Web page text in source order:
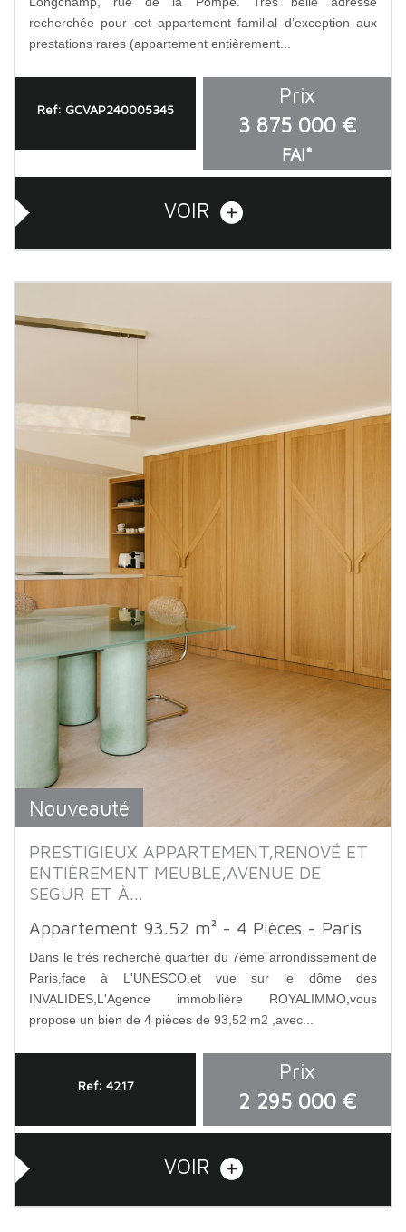
recherchée pour cet appartement familial d’exception aux
prestations rares (appartement entièrement...
Ref: GCVAP240005345
Prix
3 875 000 €
FAI*
VOIR
Nouveauté
PRESTIGIEUX APPARTEMENT,RENOVÉ ET
ENTIÈREMENT MEUBLÉ,AVENUE DE
SEGUR ET À...
Appartement 93.52 m² - 4 Pièces - Paris
Dans le très recherché quartier du 7ème arrondissement de
Paris,face à L'UNESCO,et vue sur le dôme des
INVALIDES,L'Agence immobilière ROYALIMMO,vous
propose un bien de 4 pièces de 93,52 m2 ,avec...
Ref: 4217
Prix
2 295 000 €
VOIR